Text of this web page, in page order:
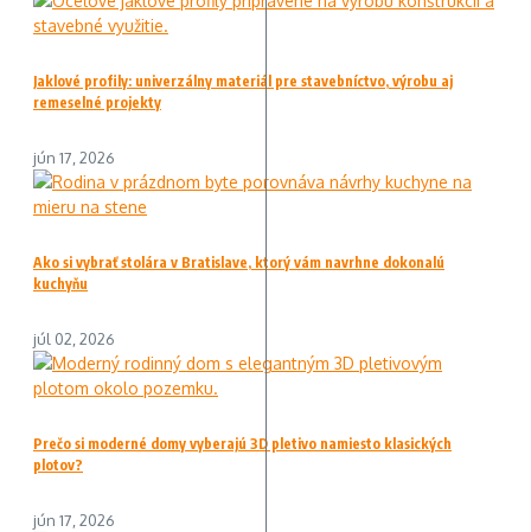
Jaklové profily: univerzálny materiál pre stavebníctvo, výrobu aj
remeselné projekty
jún 17, 2026
Ako si vybrať stolára v Bratislave, ktorý vám navrhne dokonalú
kuchyňu
júl 02, 2026
Prečo si moderné domy vyberajú 3D pletivo namiesto klasických
plotov?
jún 17, 2026